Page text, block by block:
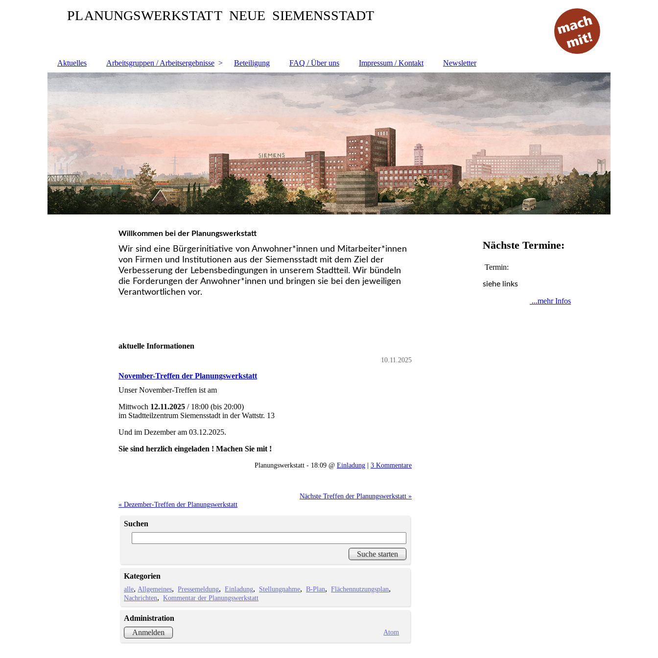
PLANUNGSWERKSTATT NEUE SIEMENSSTADT
Aktuelles Arbeitsgruppen / Arbeitsergebnisse Beteiligung FAQ / Über uns Impressum / Kontakt Newsletter
Willkommen bei der Planungswerkstatt
Wir sind eine Bürgerinitiative von Anwohner*innen und Mitarbeiter*innen
von Firmen und Institutionen aus der Siemensstadt mit dem Ziel der
Verbesserung der Lebensbedingungen in unserem Stadtteil. Wir bündeln
die Forderungen der Anwohner*innen und bringen sie bei den jeweiligen
Verantwortlichen vor.
aktuelle Informationen
10.11.2025
November-Treffen der Planungswerkstatt
Unser November-Treffen ist am
Mittwoch 12.11.2025 / 18:00 (bis 20:00)
im Stadtteilzentrum Siemensstadt in der Wattstr. 13
Und im Dezember am 03.12.2025.
Sie sind herzlich eingeladen ! Machen Sie mit !
Planungswerkstatt - 18:09 @ Einladung | 3 Kommentare
Nächste Treffen der Planungswerkstatt »
« Dezember-Treffen der Planungswerkstatt
Suchen
Kategorien
alle Allgemeines Pressemeldung Einladung Stellungnahme B-Plan
Flächennutzungsplan
Nachrichten
Kommentar der Planungswerkstatt
Administration
Anmelden
Atom
Nächste Termine:
Termin:
siehe links
...mehr Infos